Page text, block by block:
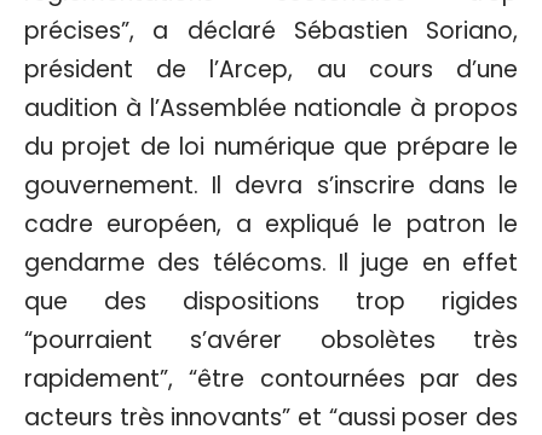
précises”, a déclaré Sébastien Soriano,
président de l’Arcep, au cours d’une
audition à l’Assemblée nationale à propos
du projet de loi numérique que prépare le
gouvernement. Il devra s’inscrire dans le
cadre européen, a expliqué le patron le
gendarme des télécoms. Il juge en effet
que des dispositions trop rigides
“pourraient s’avérer obsolètes très
rapidement”, “être contournées par des
acteurs très innovants” et “aussi poser des